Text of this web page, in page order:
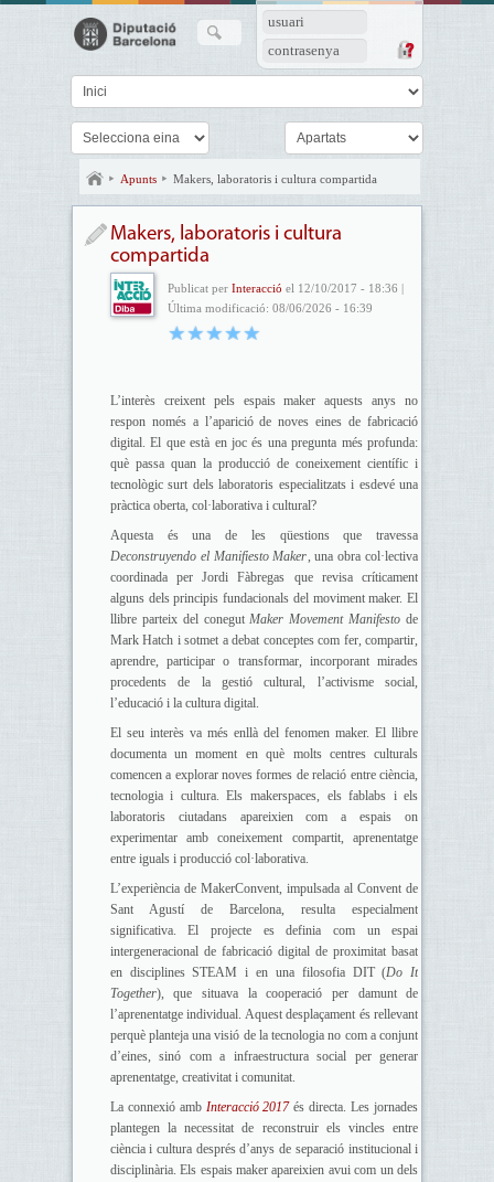
usuari
contrasenya
Apunts Makers, laboratoris i cultura compartida
Makers, laboratoris i cultura
compartida
Publicat per Interacció el 12/10/2017 - 18:36 |
Última modificació: 08/06/2026 - 16:39
L’interès creixent pels espais maker aquests anys no
respon només a l’aparició de noves eines de fabricació
digital. El que està en joc és una pregunta més profunda:
què passa quan la producció de coneixement científic i
tecnològic surt dels laboratoris especialitzats i esdevé una
pràctica oberta, col·laborativa i cultural?
Aquesta és una de les qüestions que travessa
Deconstruyendo el Manifiesto Maker, una obra col·lectiva
coordinada per Jordi Fàbregas que revisa críticament
alguns dels principis fundacionals del moviment maker. El
llibre parteix del conegutMaker Movement Manifesto de
Mark Hatch i sotmet a debat conceptes com fer, compartir,
aprendre, participar o transformar, incorporant mirades
procedents de la gestió cultural, l’activisme social,
l’educació i la cultura digital.
El seu interès va més enllà del fenomen maker. El llibre
documenta un moment en què molts centres culturals
comencen a explorar noves formes de relació entre ciència,
tecnologia i cultura. Els makerspaces, els fablabs i els
laboratoris ciutadans apareixien com a espais on
experimentar amb coneixement compartit, aprenentatge
entre iguals i producció col·laborativa.
L’experiència de MakerConvent, impulsada al Convent de
Sant Agustí de Barcelona, resulta especialment
significativa. El projecte es definia com un espai
intergeneracional de fabricació digital de proximitat basat
en disciplines STEAM i en una filosofia DIT (Do It
Together), que situava la cooperació per damunt de
l’aprenentatge individual. Aquest desplaçament és rellevant
perquè planteja una visió de la tecnologia no com a conjunt
d’eines, sinó com a infraestructura social per generar
aprenentatge, creativitat i comunitat.
La connexió amb Interacció 2017és directa. Les jornades
plantegen la necessitat de reconstruir els vincles entre
ciència i cultura després d’anys de separació institucional i
disciplinària. Els espais maker apareixien avui com un dels